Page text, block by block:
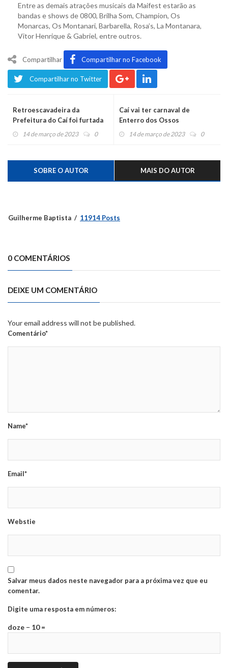
Entre as demais atrações musicais da Maifest estarão as
bandas e shows de 0800, Brilha Som, Champion, Os
Monarcas, Os Montanari, Barbarella, Rosa’s, La Montanara,
Vitor Henrique & Gabriel, entre outros.
Compartilhar Compartilhar no Facebook
Compartilhar no Twitter
Retroescavadeira da
Prefeitura do Caí foi furtada
na madrugada
14 de março de 2023 0
Caí vai ter carnaval de
Enterro dos Ossos
14 de março de 2023 0
SOBRE O AUTOR MAIS DO AUTOR
Guilherme Baptista 11914 Posts
0 COMENTÁRIOS
DEIXE UM COMENTÁRIO
Your email address will not be published.
Comentário*
Name*
Email*
Webstie
Salvar meus dados neste navegador para a próxima vez que eu
comentar.
Digite uma resposta em números:
doze − 10 =